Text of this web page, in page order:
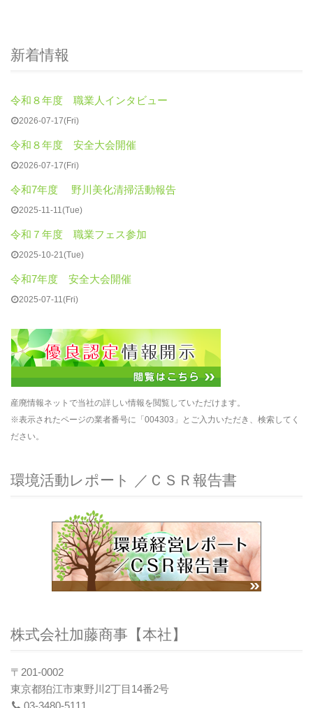
新着情報
令和８年度 職業人インタビュー
2026-07-17(Fri)
令和８年度 安全大会開催
2026-07-17(Fri)
令和7年度 野川美化清掃活動報告
2025-11-11(Tue)
令和７年度 職業フェス参加
2025-10-21(Tue)
令和7年度 安全大会開催
2025-07-11(Fri)
産廃情報ネットで当社の詳しい情報を閲覧していただけます。
※表示されたページの業者番号に「004303」とご入力いただき、検索してく
ださい。
環境活動レポート ／ＣＳＲ報告書
株式会社加藤商事【本社】
〒201-0002
東京都狛江市東野川2丁目14番2号
03-3480-5111